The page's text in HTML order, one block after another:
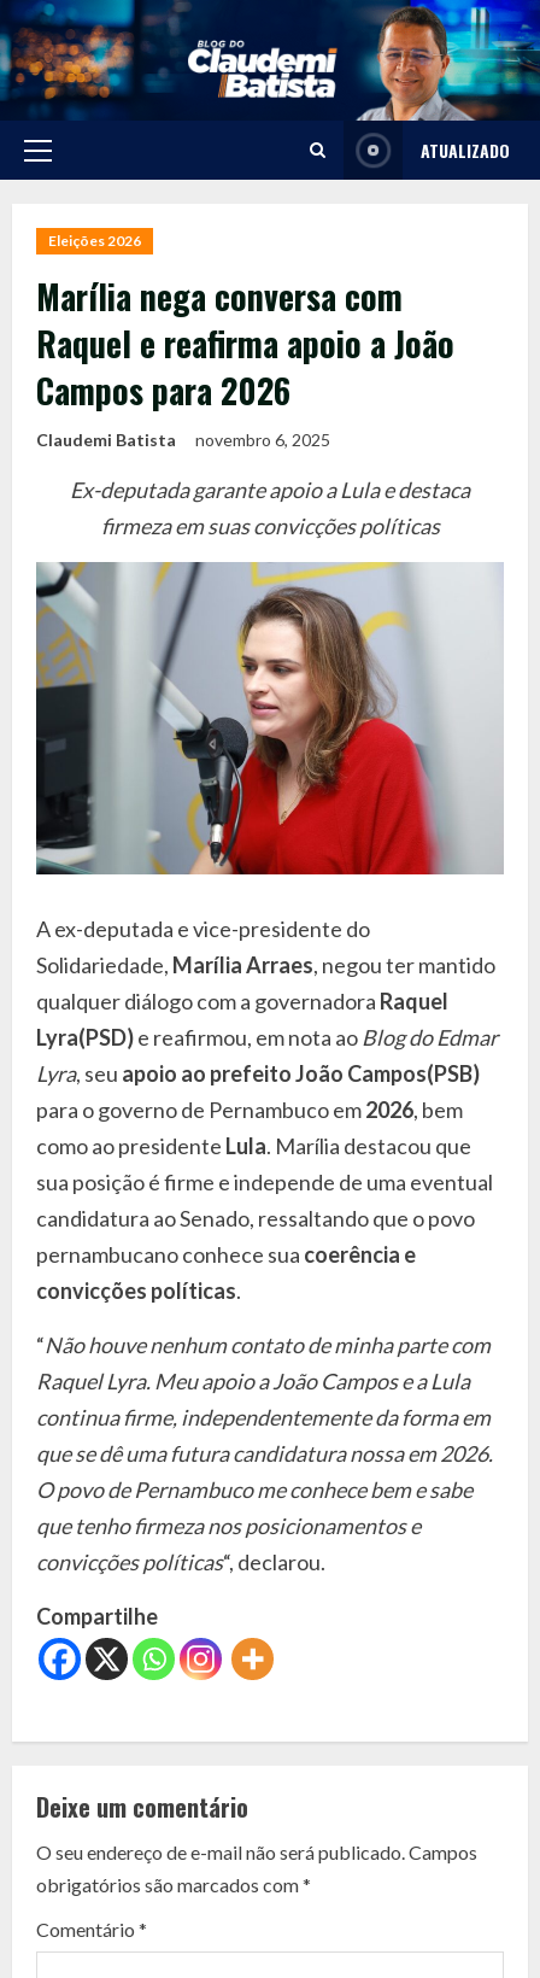
Skip
to
content
Primary
ATUALIZADO
Eleições 2026
Marília nega conversa com
Raquel e reafirma apoio a João
Campos para 2026
Claudemi Batista novembro 6, 2025
Ex-deputada garante apoio a Lula e destaca
firmeza em suas convicções políticas
A ex-deputada e vice-presidente do
Solidariedade, Marília Arraes, negou ter mantido
qualquer diálogo com a governadora Raquel
Lyra(PSD)e reafirmou, em nota ao Blog do Edmar
Lyra, seu apoio ao prefeito João Campos(PSB)
para o governo de Pernambuco em2026, bem
como ao presidente Lula. Marília destacou que
sua posição é firme e independe de uma eventual
candidatura ao Senado, ressaltando que o povo
pernambucano conhece sua coerência e
convicções políticas.
“Não houve nenhum contato de minha parte com
Raquel Lyra. Meu apoio a João Campos e a Lula
continua firme, independentemente da forma em
que se dê uma futura candidatura nossa em 2026.
O povo de Pernambuco me conhece bem e sabe
que tenho firmeza nos posicionamentos e
convicções políticas“, declarou.
Compartilhe
C
n
t
i
Deixe um comentário
O seu endereço de e-mail não será publicado.Campos
obrigatórios são marcados com*
Comentário *